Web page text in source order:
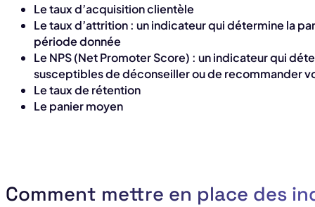
Le taux d’acquisition clientèle
Le taux d’attrition : un indicateur qui détermine la
période donnée
Le NPS (Net Promoter Score) : un indicateur qui
susceptibles de déconseiller ou de recommander
Le taux de rétention
Le panier moyen
Comment mettre en place des